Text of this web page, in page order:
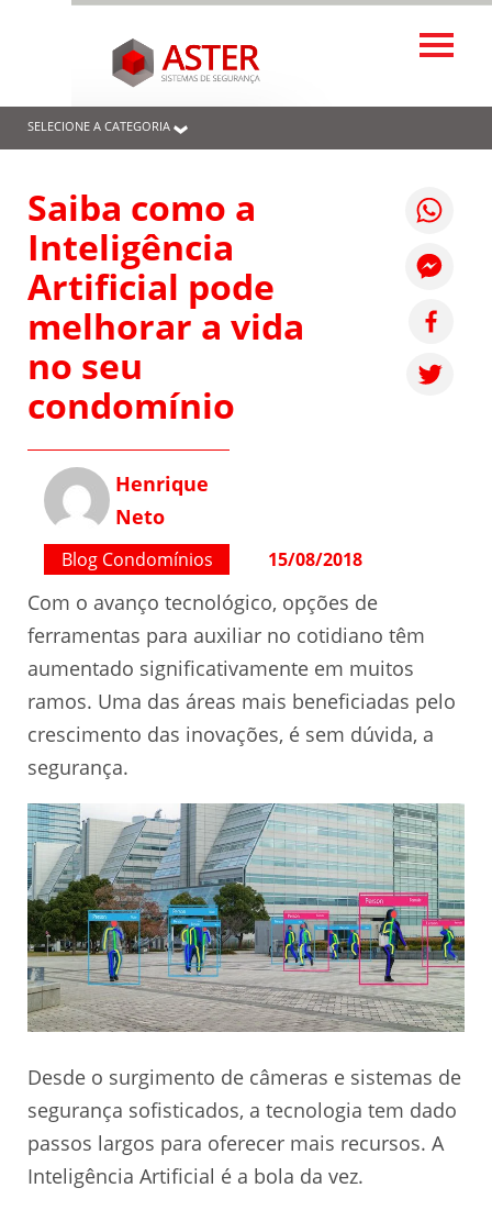
SELECIONE A CATEGORIA
Saiba como a
Inteligência
Artificial pode
melhorar a vida
no seu
condomínio
Henrique
Neto
Blog Condomínios 15/08/2018
Com o avanço tecnológico, opções de
ferramentas para auxiliar no cotidiano têm
aumentado significativamente em muitos
ramos. Uma das áreas mais beneficiadas pelo
crescimento das inovações, é sem dúvida, a
segurança.
Desde o surgimento de câmeras e sistemas de
segurança sofisticados, a tecnologia tem dado
passos largos para oferecer mais recursos. A
Inteligência Artificial é a bola da vez.